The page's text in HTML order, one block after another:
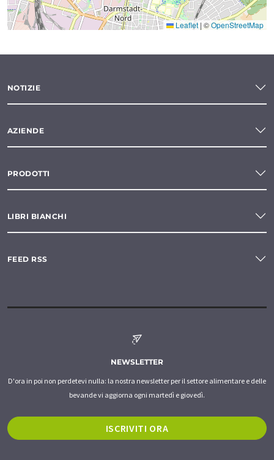
Leaflet | ©OpenStreetMap
NOTIZIE
AZIENDE
PRODOTTI
LIBRI BIANCHI
FEED RSS
NEWSLETTER
D'ora in poi non perdetevi nulla: la nostra newsletter per il settore alimentare e delle
bevande vi aggiorna ogni martedì e giovedì.
ISCRIVITI ORA